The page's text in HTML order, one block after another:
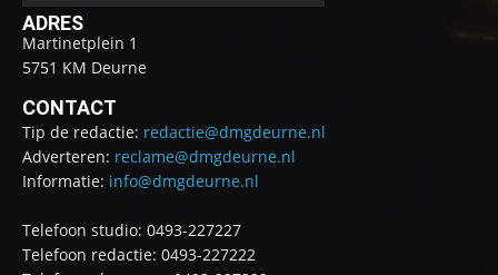
ADRES
Martinetplein 1
5751 KM Deurne
CONTACT
Tip de redactie: redactie@dmgdeurne.nl
Adverteren: reclame@dmgdeurne.nl
Informatie: info@dmgdeurne.nl
Telefoon studio: 0493-227227
Telefoon redactie: 0493-227222